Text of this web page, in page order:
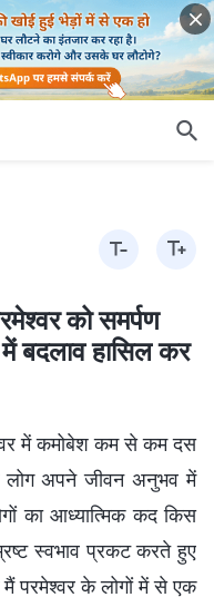
को समर्पण
बदलाव हासिल कर
में कमोबेश कम से कम दस
लोग अपने जीवन अनुभव में
का आध्यात्मिक कद किस
स्वभाव प्रकट करते हुए
परमेश्वर के लोगों में से एक